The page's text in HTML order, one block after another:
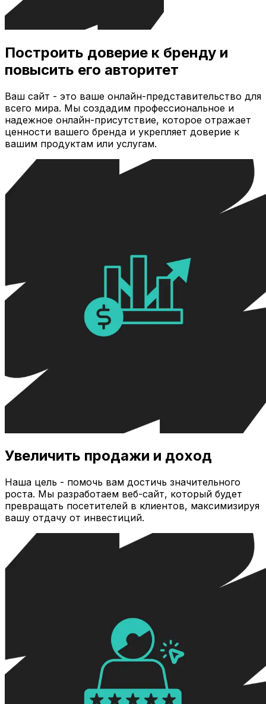
Построить доверие к бренду и
повысить его авторитет
Ваш сайт - это ваше онлайн-представительство для
всего мира. Мы создадим профессиональное и
надежное онлайн-присутствие, которое отражает
ценности вашего бренда и укрепляет доверие к
вашим продуктам или услугам.
Увеличить продажи и доход
Наша цель - помочь вам достичь значительного
роста. Мы разработаем веб-сайт, который будет
превращать посетителей в клиентов, максимизируя
вашу отдачу от инвестиций.